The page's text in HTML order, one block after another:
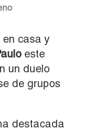
casa y
este
un duelo
de grupos
destacada